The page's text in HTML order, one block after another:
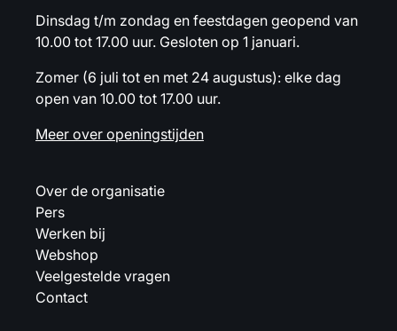
Dinsdag t/m zondag en feestdagen geopend van
10.00 tot 17.00 uur. Gesloten op 1 januari.
Zomer (6 juli tot en met 24 augustus): elke dag
open van 10.00 tot 17.00 uur.
Meer over openingstijden
Over de organisatie
Pers
Werken bij
Webshop
Veelgestelde vragen
Contact